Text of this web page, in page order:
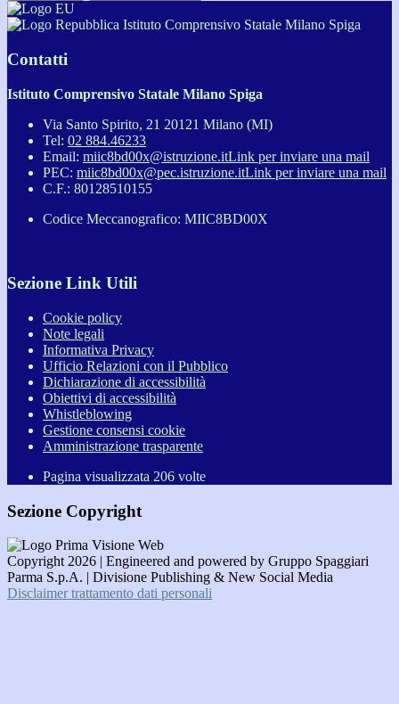
Istituto Comprensivo Statale Milano Spiga
Contatti
Istituto Comprensivo Statale Milano Spiga
Via Santo Spirito, 21 20121 Milano (MI)
Tel: 02 884.46233
Email: miic8bd00x@istruzione.itLink per inviare una mail
PEC: miic8bd00x@pec.istruzione.itLink per inviare una mail
C.F.: 80128510155
Codice Meccanografico: MIIC8BD00X
Sezione Link Utili
Cookie policy
Note legali
Informativa Privacy
Ufficio Relazioni con il Pubblico
Dichiarazione di accessibilità
Obiettivi di accessibilità
Whistleblowing
Gestione consensi cookie
Amministrazione trasparente
Pagina visualizzata 206 volte
Sezione Copyright
Copyright 2026 | Engineered and powered by Gruppo Spaggiari
Parma S.p.A. | Divisione Publishing & New Social Media
Disclaimer trattamento dati personali